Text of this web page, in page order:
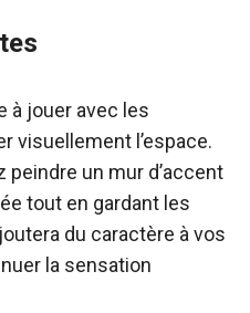
à jouer avec les
visuellement l’espace.
peindre un mur d’accent
tout en gardant les
du caractère à vos
la sensation